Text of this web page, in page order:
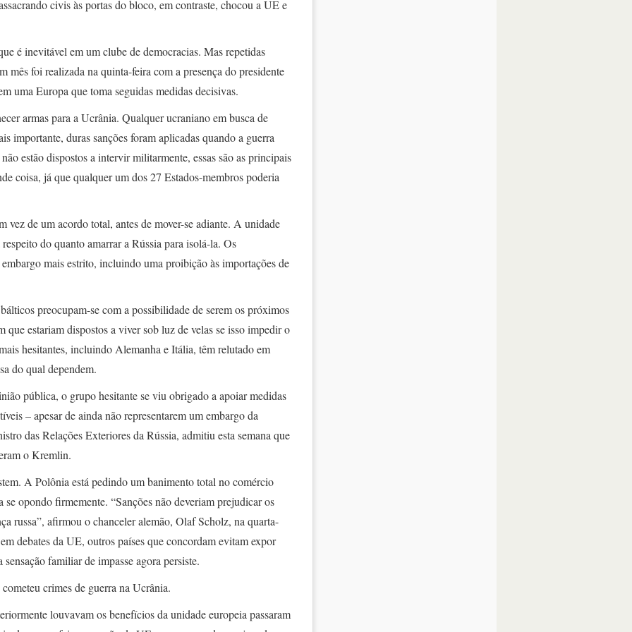
civis às portas do bloco, em contraste, chocou a UE e
é inevitável em um clube de democracias. Mas repetidas
mês foi realizada na quinta-feira com a presença do presidente
uma Europa que toma seguidas medidas decisivas.
armas para a Ucrânia. Qualquer ucraniano em busca de
importante, duras sanções foram aplicadas quando a guerra
estão dispostos a intervir militarmente, essas são as principais
coisa, já que qualquer um dos 27 Estados-membros poderia
vez de um acordo total, antes de mover-se adiante. A unidade
do quanto amarrar a Rússia para isolá-la. Os
mais estrito, incluindo uma proibição às importações de
preocupam-se com a possibilidade de serem os próximos
que estariam dispostos a viver sob luz de velas se isso impedir o
hesitantes, incluindo Alemanha e Itália, têm relutado em
do qual dependem.
pública, o grupo hesitante se viu obrigado a apoiar medidas
– apesar de ainda não representarem um embargo da
das Relações Exteriores da Rússia, admitiu esta semana que
o Kremlin.
A Polônia está pedindo um banimento total no comércio
opondo firmemente. “Sanções não deveriam prejudicar os
russa”, afirmou o chanceler alemão, Olaf Scholz, na quarta-
debates da UE, outros países que concordam evitam expor
familiar de impasse agora persiste.
crimes de guerra na Ucrânia.
louvavam os benefícios da unidade europeia passaram